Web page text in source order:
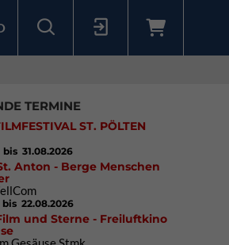
TERMINE
ST. PÖLTEN
bis 31.08.2026
Anton - Berge Menschen
bis 22.08.2026
und Sterne - Freiluftkino